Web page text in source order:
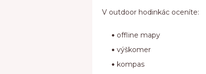
V outdoor hodinkác oceníte:
offline mapy
výškomer
kompas